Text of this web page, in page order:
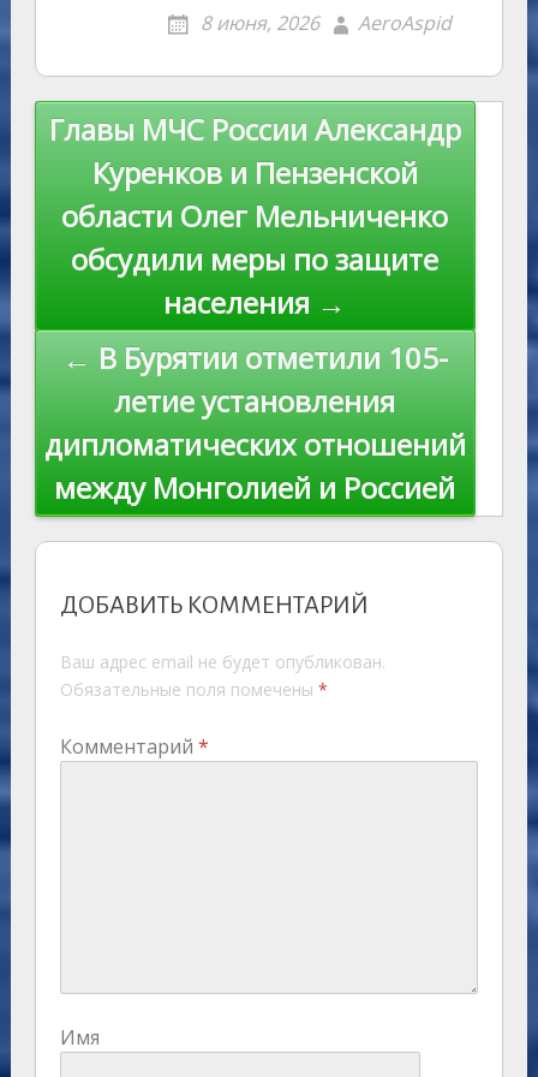
kl
as
s
ni
ki
er u
r
n
al
a
m
A
p
p
e u
st
l y
Li
n
k
8 июня, 2026 AeroAspid
Навигация
записям
Главы МЧС России Александр
Куренков и Пензенской
области Олег Мельниченко
обсудили меры по защите
населения →
← В Бурятии отметили 105-
летие установления
дипломатических отношений
между Монголией и Россией
ДОБАВИТЬ КОММЕНТАРИЙ
Ваш адрес email не будет опубликован.
Обязательные поля помечены *
Комментарий *
Имя